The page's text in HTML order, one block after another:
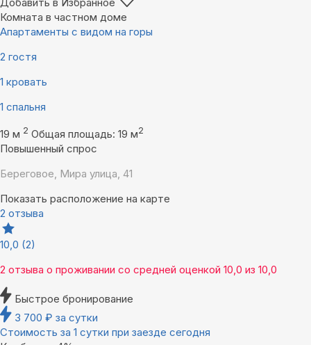
Добавить в Избранное
Комната в частном доме
Апартаменты с видом на горы
2 гостя
1 кровать
1 спальня
19 м 2 Общая площадь: 19 м2
Повышенный спрос
Береговое, Мира улица, 41
Показать расположение на карте
2 отзыва
10,0 (2)
2 отзыва о проживании со средней оценкой 10,0 из 10,0
Быстрое бронирование
3 700 ₽ за сутки
Стоимость за 1 сутки при заезде сегодня